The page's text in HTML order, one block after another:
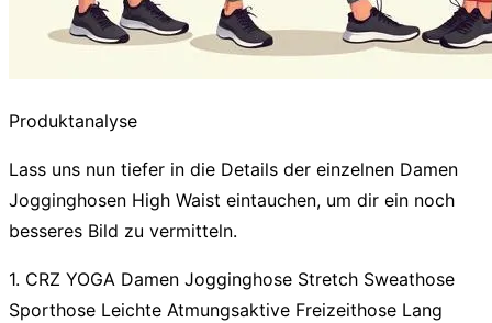
Produktanalyse
Lass uns nun tiefer in die Details der einzelnen Damen
Jogginghosen High Waist eintauchen, um dir ein noch
besseres Bild zu vermitteln.
1. CRZ YOGA Damen Jogginghose Stretch Sweathose
Sporthose Leichte Atmungsaktive Freizeithose Lang